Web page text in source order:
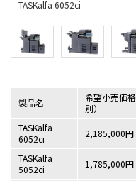
製品名
希望小売価
別）
TASKalfa
6052ci
2,185,000円
TASKalfa
5052ci
1,785,000円